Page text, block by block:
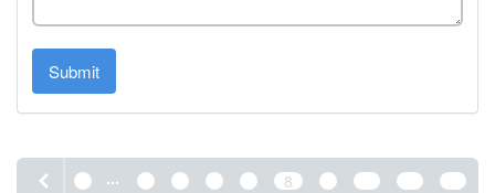
Submit
1 ... 4 5 6 7 8 9 10 11
12